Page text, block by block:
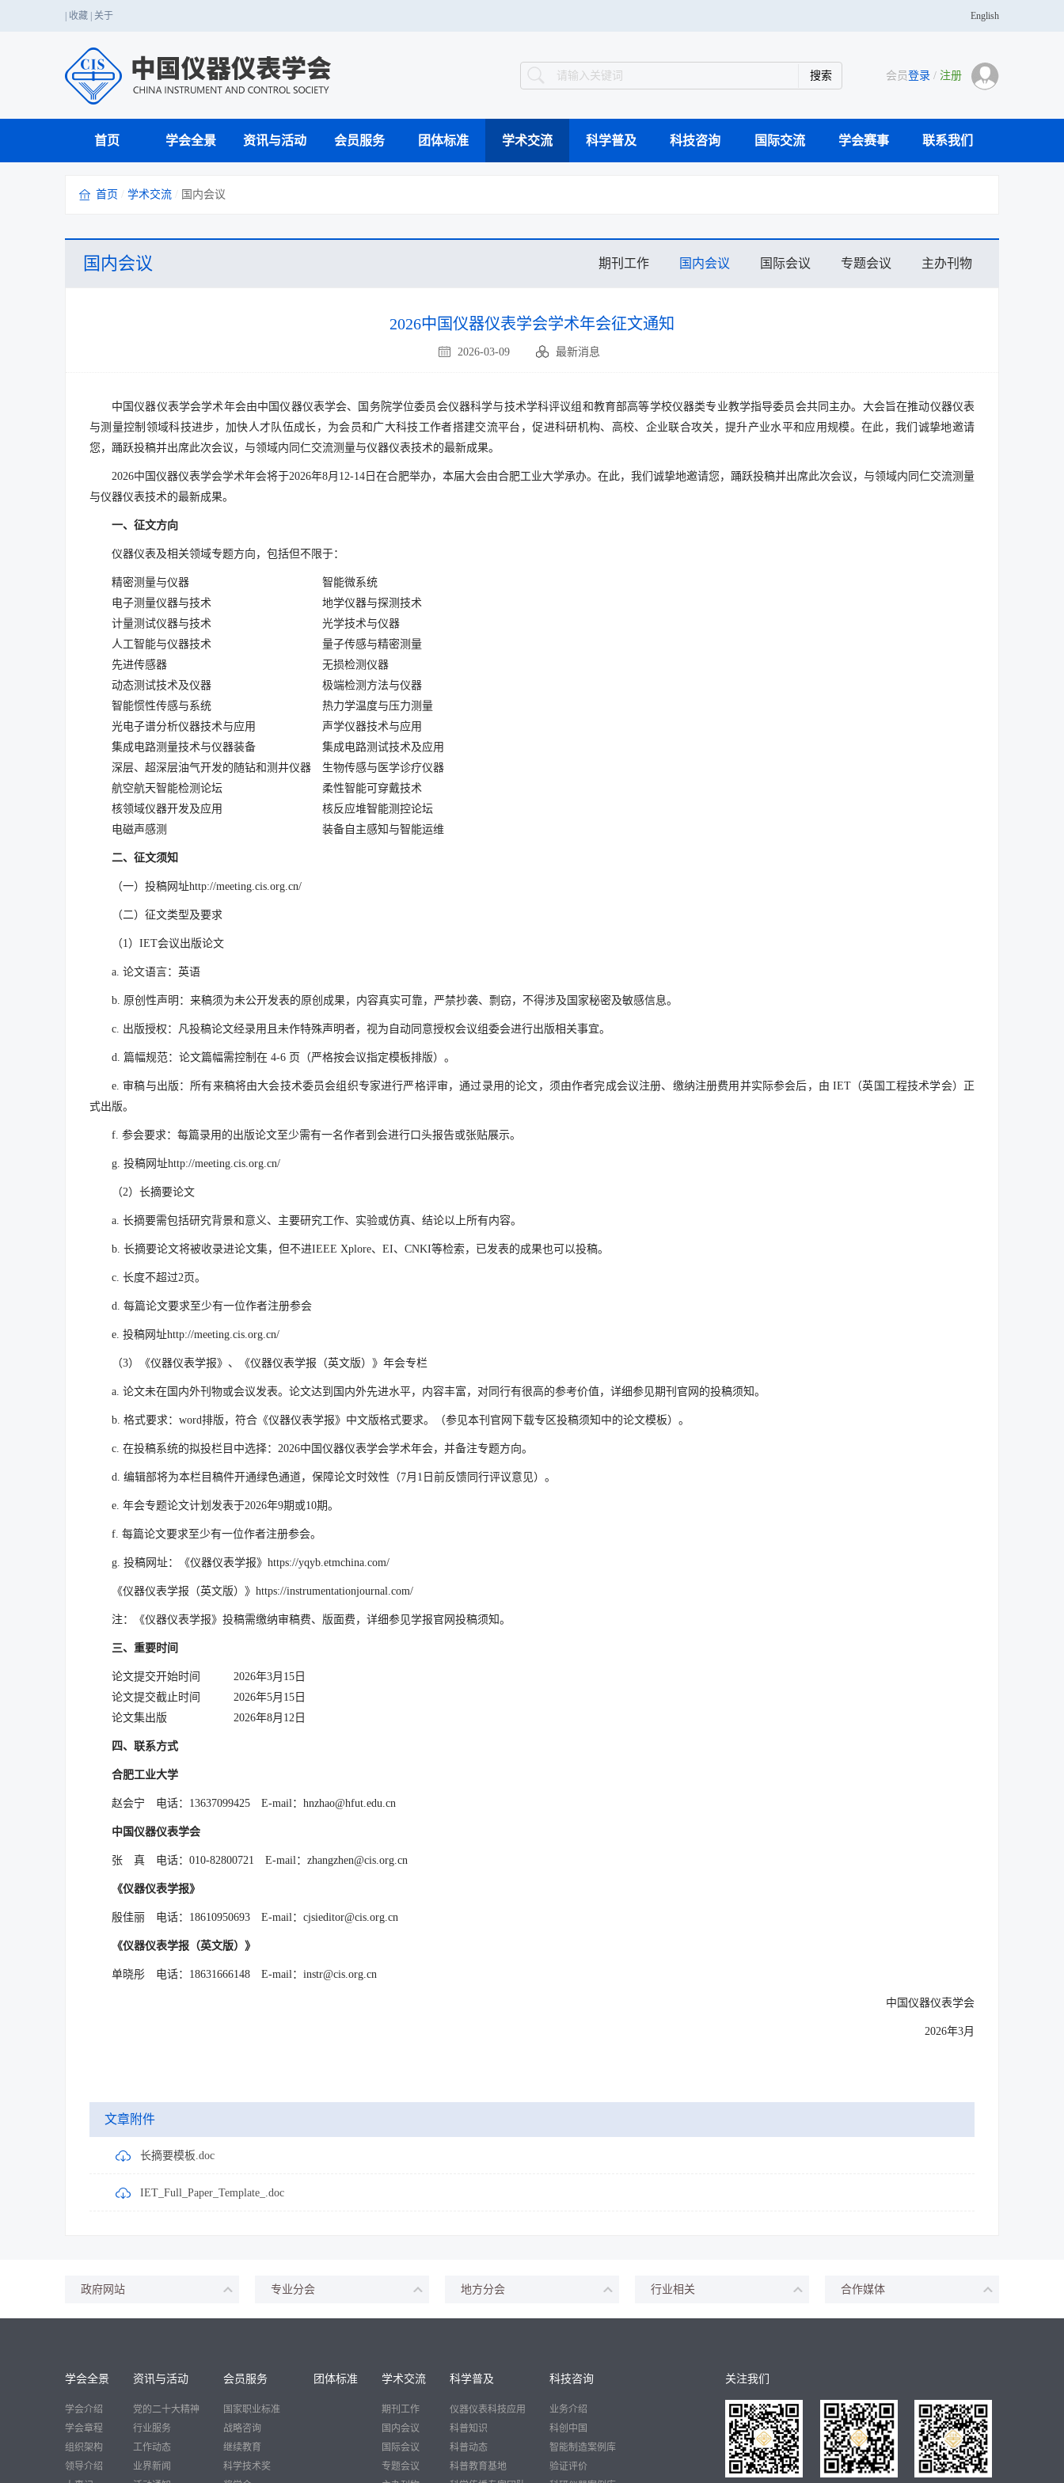
收藏 关于 English
会员登录 / 注册
首页 学会全景
学会介绍
资讯与活动
党的二十大精神
会员服务
国家职业标准
团体标准 学术交流
期刊工作
科学普及
仪器仪表科技应用
科技咨询
业务介绍
国际交流 学会赛事
国家级赛事
联系我们
首页 学术交流 国内会议
期刊工作 国内会议 国际会议 专题会议 主办刊物
国内会议
2026中国仪器仪表学会学术年会征文通知
2026-03-09 最新消息
中国仪器仪表学会学术年会由中国仪器仪表学会、国务院学位委员会仪器科学与技术学科评议组和教育部高等学校仪器类专业教学指导委员会共同主办。大会旨在推动仪器仪表
与测量控制领域科技进步，加快人才队伍成长，为会员和广大科技工作者搭建交流平台，促进科研机构、高校、企业联合攻关，提升产业水平和应用规模。在此，我们诚挚地邀请
您，踊跃投稿并出席此次会议，与领域内同仁交流测量与仪器仪表技术的最新成果。
2026中国仪器仪表学会学术年会将于2026年8月12-14日在合肥举办，本届大会由合肥工业大学承办。在此，我们诚挚地邀请您，踊跃投稿并出席此次会议，与领域内同仁交流测量
与仪器仪表技术的最新成果。
一、征文方向
仪器仪表及相关领域专题方向，包括但不限于：
精密测量与仪器
智能微系统
电子测量仪器与技术
地学仪器与探测技术
计量测试仪器与技术
光学技术与仪器
人工智能与仪器技术
量子传感与精密测量
先进传感器
无损检测仪器
动态测试技术及仪器
极端检测方法与仪器
智能惯性传感与系统
热力学温度与压力测量
光电子谱分析仪器技术与应用
声学仪器技术与应用
集成电路测量技术与仪器装备
集成电路测试技术及应用
深层、超深层油气开发的随钻和测井仪器
生物传感与医学诊疗仪器
航空航天智能检测论坛
柔性智能可穿戴技术
核领域仪器开发及应用
核反应堆智能测控论坛
电磁声感测
装备自主感知与智能运维
二、征文须知
（一）投稿网址http://meeting.cis.org.cn/
（二）征文类型及要求
（1）IET会议出版论文
a. 论文语言：英语
b. 原创性声明：来稿须为未公开发表的原创成果，内容真实可靠，严禁抄袭、剽窃，不得涉及国家秘密及敏感信息。
c. 出版授权：凡投稿论文经录用且未作特殊声明者，视为自动同意授权会议组委会进行出版相关事宜。
d. 篇幅规范：论文篇幅需控制在 4-6 页（严格按会议指定模板排版）。
e. 审稿与出版：所有来稿将由大会技术委员会组织专家进行严格评审，通过录用的论文，须由作者完成会议注册、缴纳注册费用并实际参会后，由 IET（英国工程技术学会）正
式出版。
f. 参会要求：每篇录用的出版论文至少需有一名作者到会进行口头报告或张贴展示。
g. 投稿网址http://meeting.cis.org.cn/
（2）长摘要论文
a. 长摘要需包括研究背景和意义、主要研究工作、实验或仿真、结论以上所有内容。
b. 长摘要论文将被收录进论文集，但不进IEEE Xplore、EI、CNKI等检索，已发表的成果也可以投稿。
c. 长度不超过2页。
d. 每篇论文要求至少有一位作者注册参会
e. 投稿网址http://meeting.cis.org.cn/
（3）《仪器仪表学报》、《仪器仪表学报（英文版）》年会专栏
a. 论文未在国内外刊物或会议发表。论文达到国内外先进水平，内容丰富，对同行有很高的参考价值，详细参见期刊官网的投稿须知。
b. 格式要求：word排版，符合《仪器仪表学报》中文版格式要求。（参见本刊官网下载专区投稿须知中的论文模板）。
c. 在投稿系统的拟投栏目中选择：2026中国仪器仪表学会学术年会，并备注专题方向。
d. 编辑部将为本栏目稿件开通绿色通道，保障论文时效性（7月1日前反馈同行评议意见）。
e. 年会专题论文计划发表于2026年9期或10期。
f. 每篇论文要求至少有一位作者注册参会。
g. 投稿网址：《仪器仪表学报》https://yqyb.etmchina.com/
《仪器仪表学报（英文版）》https://instrumentationjournal.com/
注：《仪器仪表学报》投稿需缴纳审稿费、版面费，详细参见学报官网投稿须知。
三、重要时间
论文提交开始时间 2026年3月15日
论文提交截止时间 2026年5月15日
论文集出版 2026年8月12日
四、联系方式
合肥工业大学
赵会宁 电话：13637099425 E-mail：hnzhao@hfut.edu.cn
中国仪器仪表学会
张 真 电话：010-82800721 E-mail：zhangzhen@cis.org.cn
《仪器仪表学报》
殷佳丽 电话：18610950693 E-mail：cjsieditor@cis.org.cn
《仪器仪表学报（英文版）》
单晓彤 电话：18631666148 E-mail：instr@cis.org.cn
中国仪器仪表学会
2026年3月
文章附件
长摘要模板.doc
IET_Full_Paper_Template_.doc
政府网站 专业分会 地方分会 行业相关 合作媒体
关注我们
学会全景
学会介绍
学会章程
组织架构
领导介绍
资讯与活动
党的二十大精神
行业服务
工作动态
业界新闻
会员服务
国家职业标准
战略咨询
继续教育
科学技术奖
团体标准 学术交流
期刊工作
国内会议
国际会议
专题会议
科学普及
仪器仪表科技应用
科普知识
科普动态
科普教育基地
科技咨询
业务介绍
科创中国
智能制造案例库
验证评价